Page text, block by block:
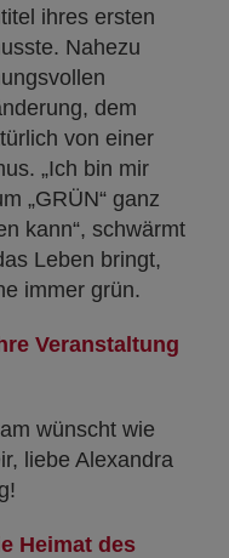
ihres ersten
Nahezu
dem
von einer
„Ich bin mir
„GRÜN“ ganz
kann“, schwärmt
Leben bringt,
immer grün.
Veranstaltung
wünscht wie
liebe Alexandra
Heimat des